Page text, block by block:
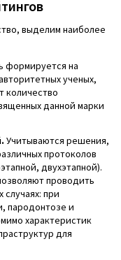
выделим наиболее
формируется на
ученых,
количество
данной марки
Учитываются решения,
протоколов
двухэтапной).
проводить
при
пародонтозе и
характеристик
для